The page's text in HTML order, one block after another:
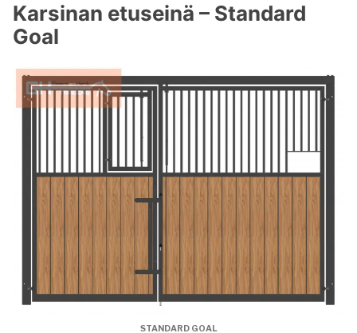
Karsinan etuseinä – Standard
Goal
STANDARD GOAL